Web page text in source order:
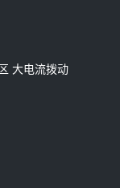
大电流拨动